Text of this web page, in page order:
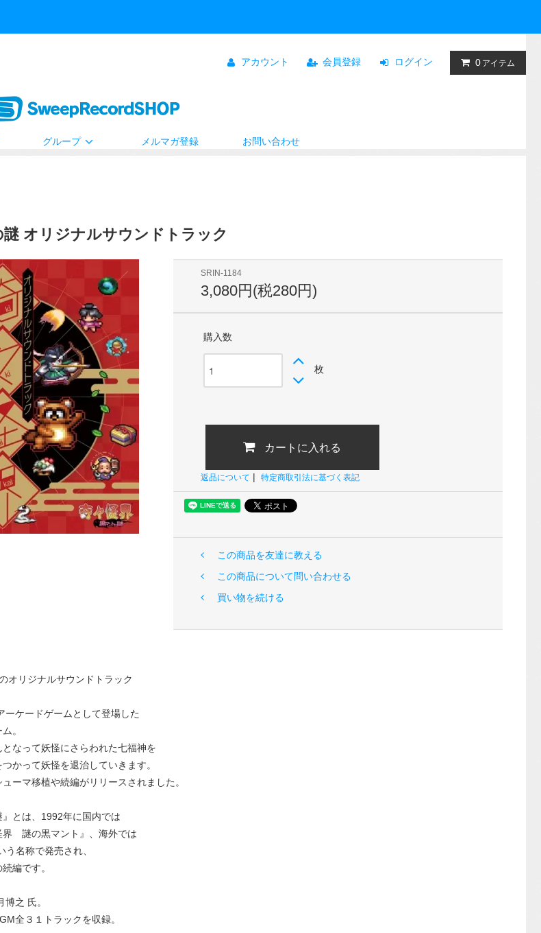
アカウント 会員登録 ログイン 0 アイテム
グループ メルマガ登録 お問い合わせ
オリジナルサウンドトラック
SRIN-1184
3,080円(税280円)
購入数
枚
カートに入れる
返品について | 特定商取引法に基づく表記
この商品を友達に教える
この商品について問い合わせる
買い物を続ける
オリジナルサウンドトラック
ーケードゲームとして登場した
。
なって妖怪にさらわれた七福神を
かって妖怪を退治していきます。
ーマ移植や続編がリリースされました。
とは、1992年に国内では
界 謎の黒マント』、海外では
名称で発売され、
編です。
之 氏。
全３１トラックを収録。